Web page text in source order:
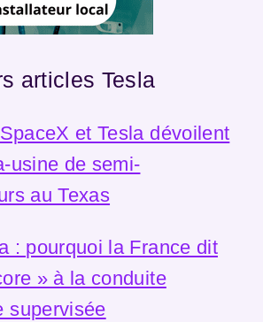
articles Tesla
et Tesla dévoilent
usine de semi-
au Texas
: pourquoi la France dit
» à la conduite
supervisée